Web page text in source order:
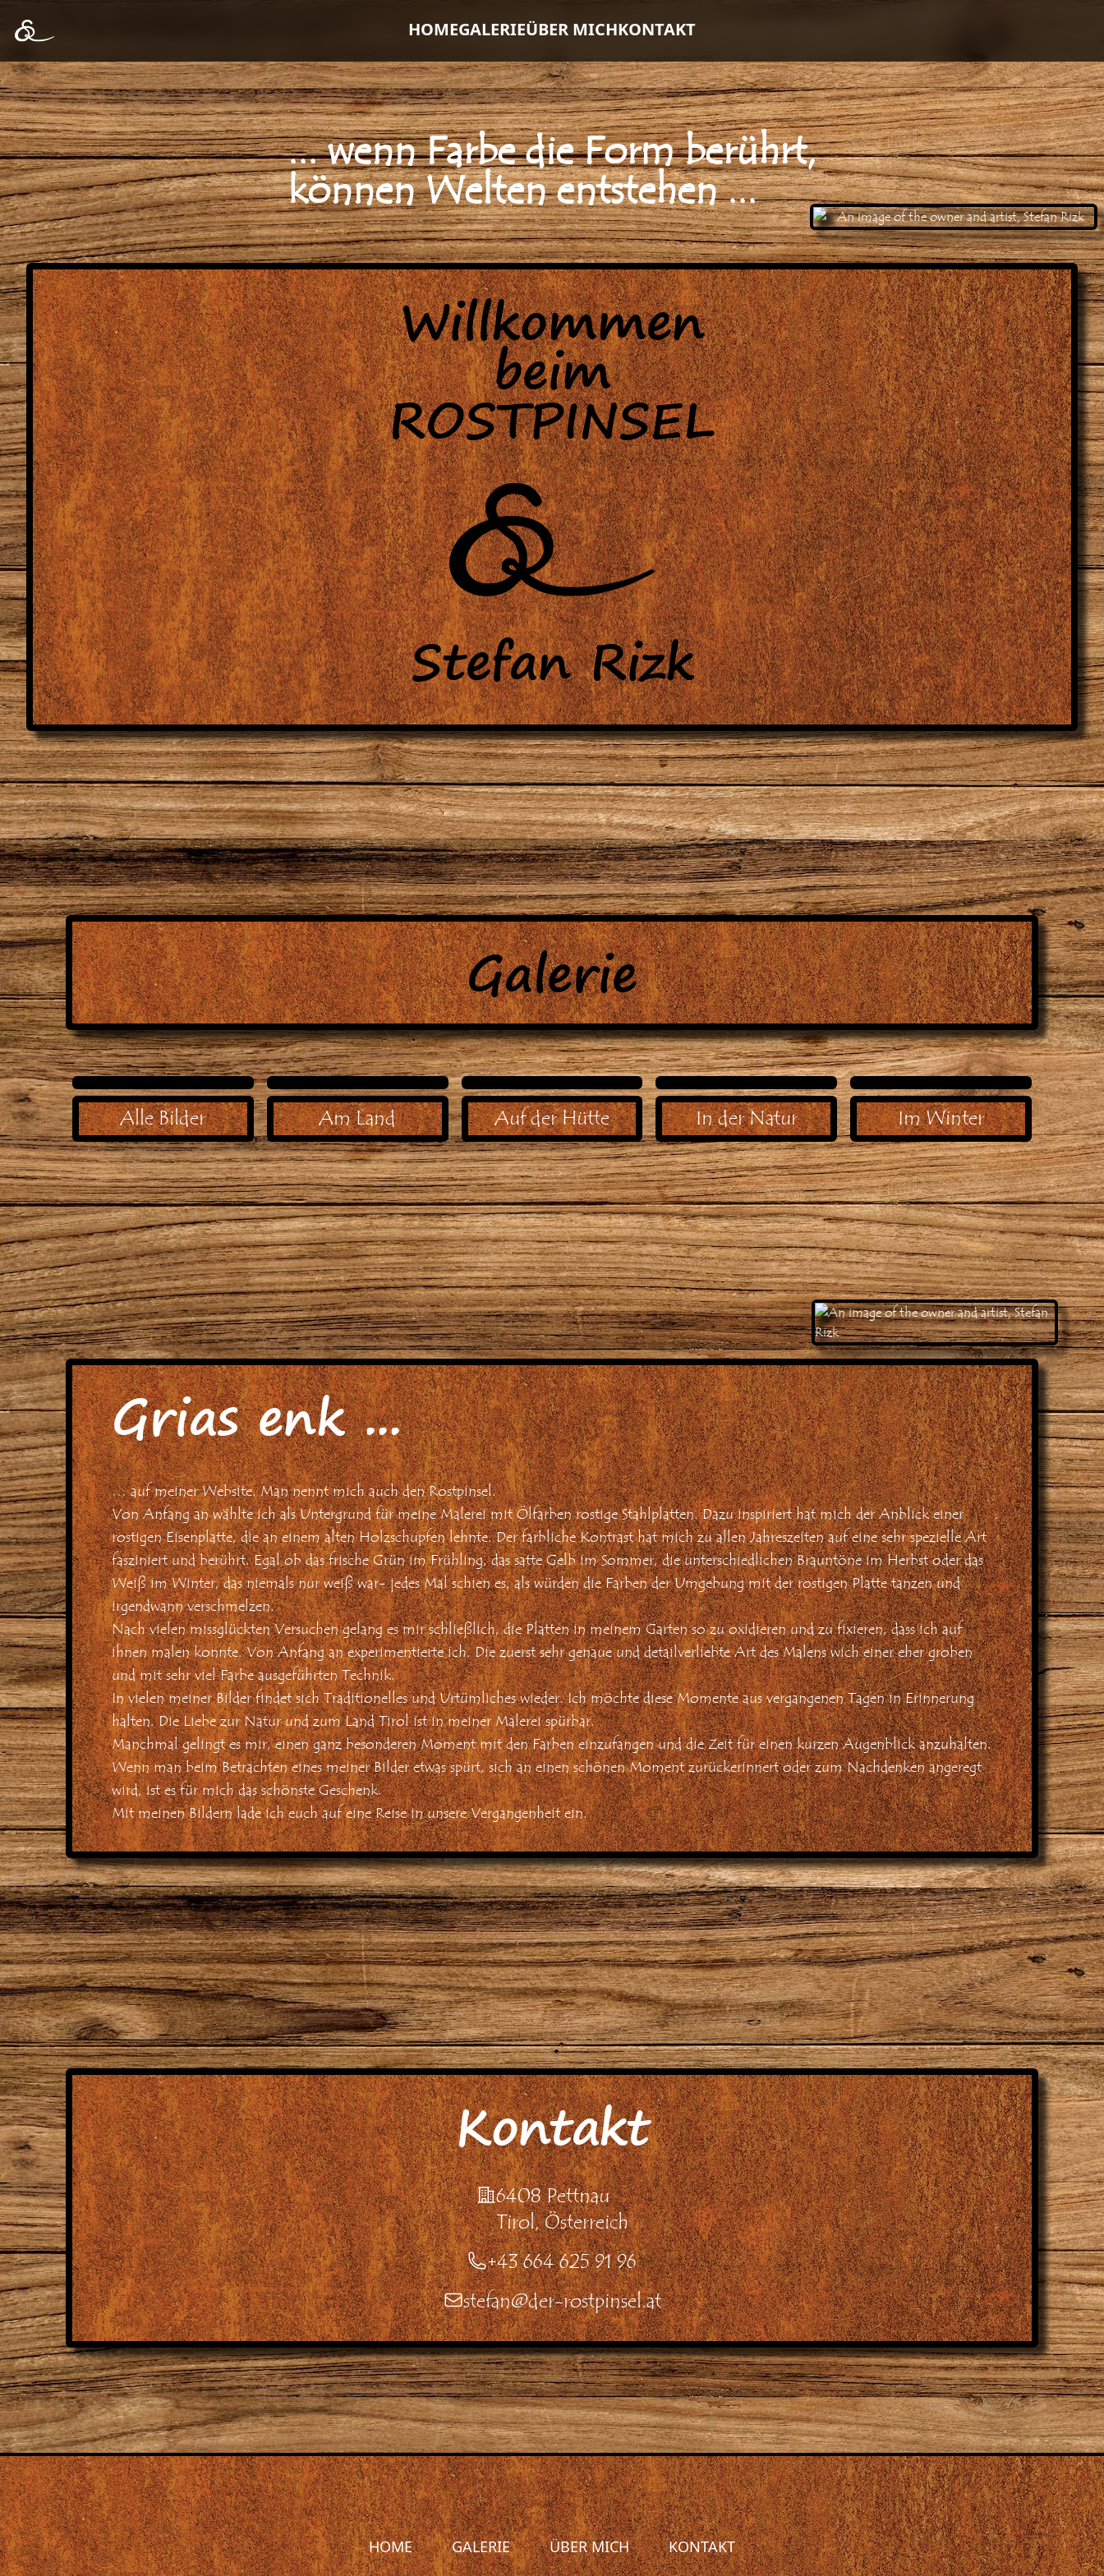
Der Rostpinsel HOMEGALERIEÜBER MICHKONTAKT
...wennFarbedieFormberührt,
könnenWeltenentstehen...
Willkommen
beim
ROSTPINSEL
Stefan Rizk
Galerie
Alle Bilder Am Land Auf der Hütte In der Natur Im Winter
Grias enk ...
… auf meiner Website. Man nennt mich auch den Rostpinsel.
Von Anfang an wählte ich als Untergrund für meine Malerei mit Ölfarben rostige Stahlplatten. Dazu inspiriert hat mich der Anblick einer
rostigen Eisenplatte, die an einem alten Holzschupfen lehnte. Der farbliche Kontrast hat mich zu allen Jahreszeiten auf eine sehr spezielle Art
fasziniert und berührt. Egal ob das frische Grün im Frühling, das satte Gelb im Sommer, die unterschiedlichen Brauntöne im Herbst oder das
Weiß im Winter, das niemals nur weiß war- jedes Mal schien es, als würden die Farben der Umgebung mit der rostigen Platte tanzen und
irgendwann verschmelzen.
Nach vielen missglückten Versuchen gelang es mir schließlich, die Platten in meinem Garten so zu oxidieren und zu fixieren, dass ich auf
ihnen malen konnte. Von Anfang an experimentierte ich. Die zuerst sehr genaue und detailverliebte Art des Malens wich einer eher groben
und mit sehr viel Farbe ausgeführten Technik.
In vielen meiner Bilder findet sich Traditionelles und Urtümliches wieder. Ich möchte diese Momente aus vergangenen Tagen in Erinnerung
halten. Die Liebe zur Natur und zum Land Tirol ist in meiner Malerei spürbar.
Manchmal gelingt es mir, einen ganz besonderen Moment mit den Farben einzufangen und die Zeit für einen kurzen Augenblick anzuhalten.
Wenn man beim Betrachten eines meiner Bilder etwas spürt, sich an einen schönen Moment zurückerinnert oder zum Nachdenken angeregt
wird, ist es für mich das schönste Geschenk.
Mit meinen Bildern lade ich euch auf eine Reise in unsere Vergangenheit ein.
Kontakt
Adresse
6408 Pettnau
Tirol, Österreich
Telefon
+43 664 625 91 96
Email
stefan@der-rostpinsel.at
HOME GALERIE ÜBER MICH KONTAKT